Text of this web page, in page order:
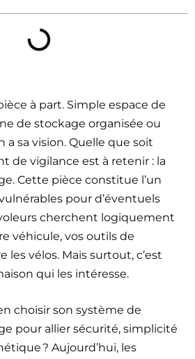
à part. Simple espace de
de stockage organisée ou
sa vision. Quelle que soit
de vigilance est à retenir : la
Cette pièce constitue l’un
pour d’éventuels
cherchent logiquement
véhicule, vos outils de
les vélos. Mais surtout, c’est
qui les intéresse.
choisir son système de
pour allier sécurité, simplicité
? Aujourd’hui, les